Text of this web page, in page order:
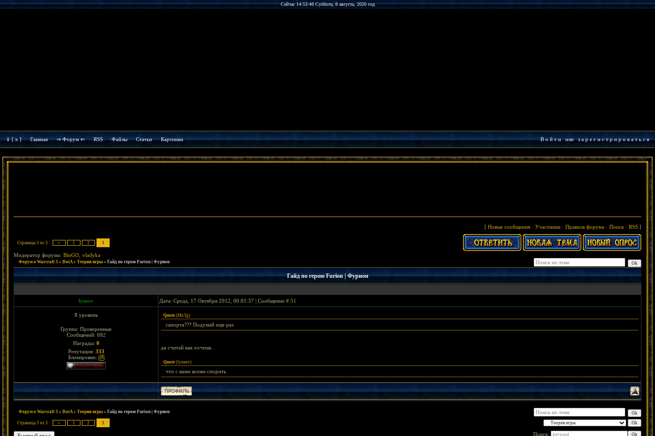
Сейчас 14:53:48 Суббота, 8 августа, 2026 год
⇓ [ x ] Главная ⇒ Форум ⇐ RSS Файлы Cтатьи Картинки В о й т иилиз а р е г и с т р и р о в а т ь с я
[ Новые сообщения · Участники · Правила форума · Поиск · RSS ]
Страница 3 из 3 « 1 2 3
Модератор форума: BinGO vladyka
Форум о Warcraft 3 » DotA » Теория игры » Гайд по герою Furion | Фурион
Гайд по герою Furion | Фурион
lyneev Дата: Среда, 17 Октября 2012, 00:01:37 | Сообщение # 51
8 уровень
Группа: Проверенные
Сообщений: 692
Награды: 0
Репутация: 333
Блокировки:
Quote (Mo3g)
сапорта??? Подумай еще раз
да считай как хочешь .
Quote (lyneev)
что с вами всеми спорить
Форум о Warcraft 3 » DotA » Теория игры » Гайд по герою Furion | Фурион
Страница 3 из 3 « 1 2 3
Поиск: